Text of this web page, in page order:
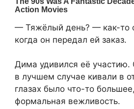
— Тяжёлый день? — как-то
когда он передал ей заказ.
Дима удивился её участию.
в лучшем случае кивали в
глазах было что-то
формальная вежливость.